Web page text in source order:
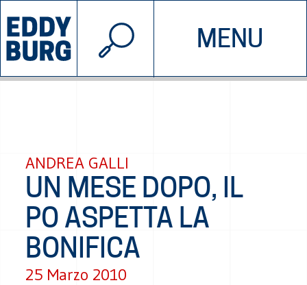
MENU
INIZIATIVE CHI SIAMO
© 2026 EDDYBURG
ANDREA GALLI
UN MESE DOPO, IL
PO ASPETTA LA
BONIFICA
25 Marzo 2010